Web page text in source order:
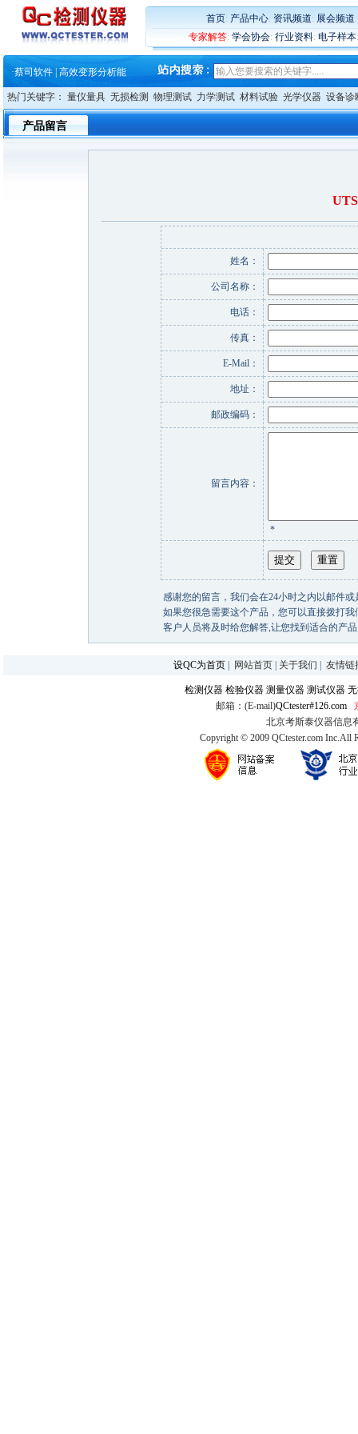
首页: 产品中心: 资讯频道: 展会频道
专家解答: 学会协会: 行业资料: 电子样本
铸就AI服务器质量动脉 – 高
ZEISS BOSELLO ADR 让内部缺
蔡司和亿纬锂能达成战略合作
·大牌云集 买家升级 ——26
·蔡司软件 | 高效变形分析能
·铸就AI服务器质量动脉 – 高
·铸就AI服务器质量动脉 – 高
·ZEISS BOSELLO ADR 让内部缺
·蔡司和亿纬锂能达成战略合作
热门关键字： 量仪量具 无损检测 物理测试 力学测试 材料试验 光学仪器 设备诊
产品留言
姓名：
公司名称：
电话：
传真：
E-Mail：
地址：
邮政编码：
留言内容：
*
感谢您的留言，我们会在24小时之内以邮件
如果您很急需要这个产品，您可以直接拨打
客户人员将及时给您解答,让您找到适合的产品
设QC为首页 网站首页 关于我们 友情链
检测仪器 检验仪器 测量仪器 测试仪器
邮箱：(E-mail)QCtester#126.com
北京考斯泰仪器信息
Copyright © 2009 QCtester.com Inc.All